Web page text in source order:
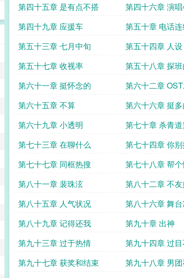
第四十五章 是有点不搭
第四十六章 演
第四十九章 应援车
第五十章 电话
第五十三章 七月中旬
第五十四章 人设
第五十七章 收视率
第五十八章 探
第六十一章 挺怀念的
第六十二章
第六十五章 不算
第六十六章 挺
第六十九章 小透明
第七十章 杀青
第七十三章 在聊什么
第七十四章 你
第七十七章 同框热搜
第七十八章 帮
第八十一章 裴珠泫
第八十二章 不
第八十五章 人气状况
第八十六章 舞
第八十九章 记得还我
第九十章 出神
第九十三章 过于热情
第九十四章 过
第九十七章 获奖和结束
第九十八章 男